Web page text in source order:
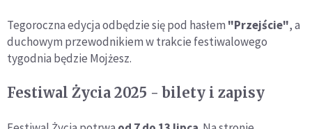
Tegoroczna edycja odbędzie się pod hasłem "Przejście", a
duchowym przewodnikiem w trakcie festiwalowego
tygodnia będzie Mojżesz.
Festiwal Życia 2025 - bilety i zapisy